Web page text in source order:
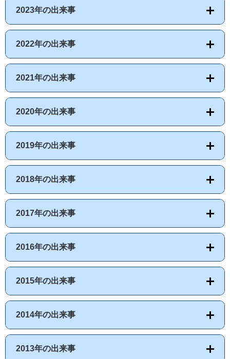
2023年の出来事
2022年の出来事
2021年の出来事
2020年の出来事
2019年の出来事
2018年の出来事
2017年の出来事
2016年の出来事
2015年の出来事
2014年の出来事
2013年の出来事